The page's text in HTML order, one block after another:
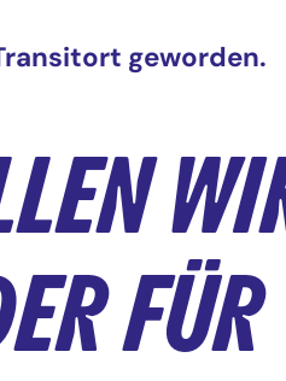
geworden.
FÜR